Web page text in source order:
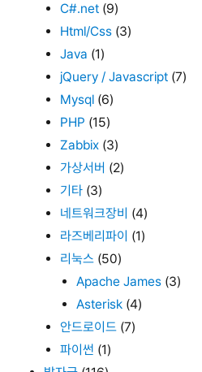
C#.net (9)
Html/Css (3)
Java (1)
jQuery / Javascript (7)
Mysql (6)
PHP (15)
Zabbix (3)
가상서버 (2)
기타 (3)
네트워크장비 (4)
라즈베리파이 (1)
리눅스 (50)
Apache James (3)
Asterisk (4)
안드로이드 (7)
파이썬 (1)